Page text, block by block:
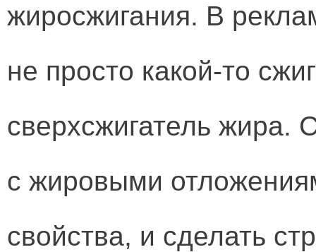
жиросжигания. В
не просто какой-то
сверхсжигатель жира.
с жировыми
свойства, и сделать